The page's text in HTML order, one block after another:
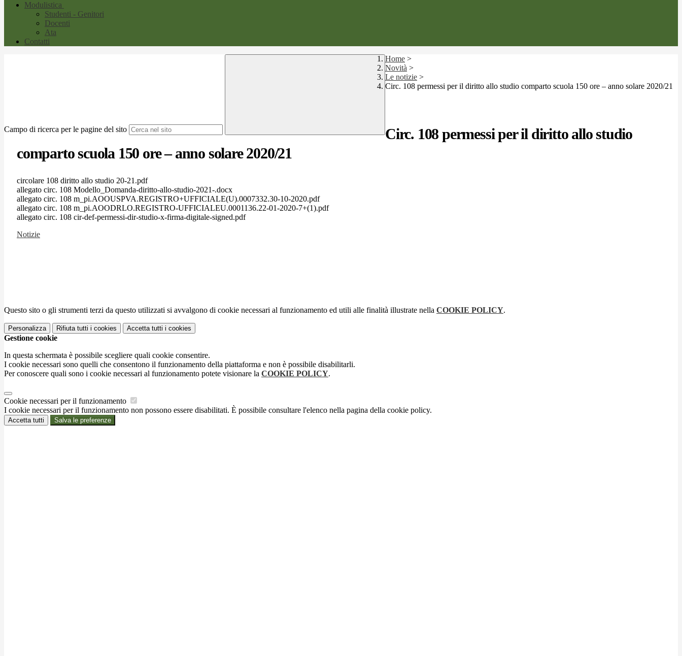
Modulistica
Studenti - Genitori
Docenti
Ata
Contatti
Campo di ricerca per le pagine del sito
Home >
Novità >
Le notizie >
Circ. 108 permessi per il diritto allo studio comparto scuola 150 ore – anno solare 2020/21
Circ. 108 permessi per il diritto allo studio
comparto scuola 150 ore – anno solare 2020/21
circolare 108 diritto allo studio 20-21.pdf
allegato circ. 108 Modello_Domanda-diritto-allo-studio-2021-.docx
allegato circ. 108 m_pi.AOOUSPVA.REGISTRO+UFFICIALE(U).0007332.30-10-2020.pdf
allegato circ. 108 m_pi.AOODRLO.REGISTRO-UFFICIALEU.0001136.22-01-2020-7+(1).pdf
allegato circ. 108 cir-def-permessi-dir-studio-x-firma-digitale-signed.pdf
Notizie
Questo sito o gli strumenti terzi da questo utilizzati si avvalgono di cookie necessari al funzionamento ed utili alle finalità illustrate nella COOKIE POLICY.
Personalizza Rifiuta tutti i cookies Accetta tutti i cookies
Gestione cookie
In questa schermata è possibile scegliere quali cookie consentire.
I cookie necessari sono quelli che consentono il funzionamento della piattaforma e non è possibile disabilitarli.
Per conoscere quali sono i cookie necessari al funzionamento potete visionare la COOKIE POLICY.
Cookie necessari per il funzionamento
I cookie necessari per il funzionamento non possono essere disabilitati. È possibile consultare l'elenco nella pagina della cookie policy.
Accetta tutti Salva le preferenze